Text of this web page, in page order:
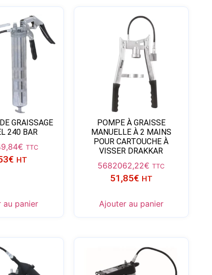
GRAISSAGE
240 BAR
€ TTC
€ HT
au panier
POMPE À GRAISSE
MANUELLE À 2 MAINS
POUR CARTOUCHE À
VISSER DRAKKAR
5682062,22€ TTC
51,85€ HT
Ajouter au panier